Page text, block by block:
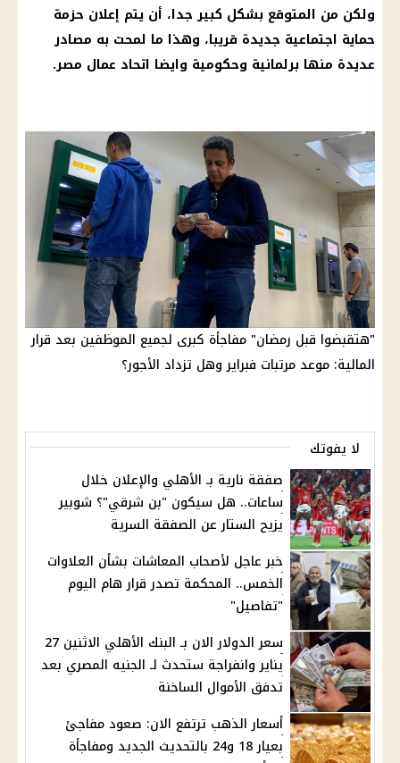
ولكن من المتوقع بشكل كبير جدا، أن يتم إعلان حزمة
حماية اجتماعية جديدة قريبا، وهذا ما لمحت به مصادر
عديدة منها برلمانية وحكومية وايضا اتحاد عمال مصر.
"هتقبضوا قبل رمضان" مفاجأة كبرى لجميع الموظفين بعد قرار
المالية: موعد مرتبات فبراير وهل تزداد الأجور؟
لا يفوتك
صفقة نارية بـ الأهلي والإعلان خلال
ساعات.. هل سيكون "بن شرقي"؟ شوبير
يزيح الستار عن الصفقة السرية
خبر عاجل لأصحاب المعاشات بشأن العلاوات
الخمس.. المحكمة تصدر قرار هام اليوم
"تفاصيل"
سعر الدولار الان بـ البنك الأهلي الاثنين 27
يناير وانفراجة ستحدث لـ الجنيه المصري بعد
تدفق الأموال الساخنة
أسعار الذهب ترتفع الان: صعود مفاجئ
بعيار 18 و24 بالتحديث الجديد ومفاجأة